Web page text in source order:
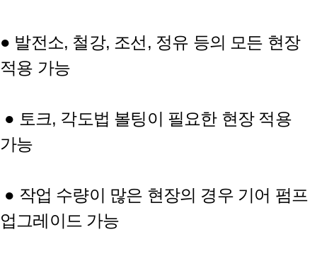
● 발전소, 철강, 조선, 정유 등의 모든 현장
적용 가능
● 토크, 각도법 볼팅이 필요한 현장 적용
가능
● 작업 수량이 많은 현장의 경우 기어 펌프
업그레이드 가능